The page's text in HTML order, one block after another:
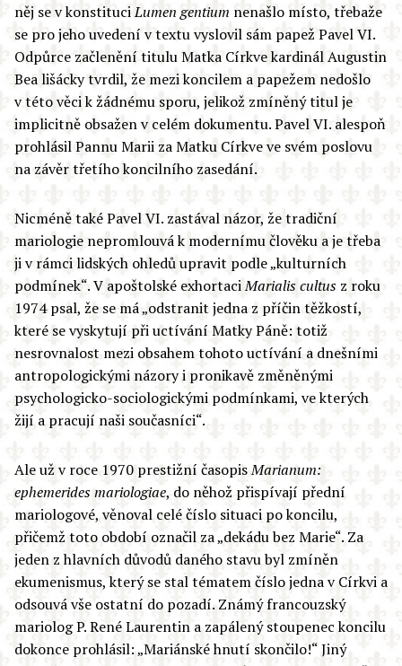
něj se v konstituciLumen gentium nenašlo místo, třebaže
se pro jeho uvedení v textu vyslovil sám papež Pavel VI.
Odpůrce začlenění titulu Matka Církve kardinál Augustin
Bea lišácky tvrdil, že mezi koncilem a papežem nedošlo
v této věci k žádnému sporu, jelikož zmíněný titul je
implicitně obsažen v celém dokumentu. Pavel VI. alespoň
prohlásil Pannu Marii za Matku Církve ve svém poslovu
na závěr třetího koncilního zasedání.
Nicméně také Pavel VI. zastával názor, že tradiční
mariologie nepromlouvá k modernímu člověku a je třeba
ji v rámci lidských ohledů upravit podle „kulturních
podmínek“. V apoštolské exhortaciMarialis cultus z roku
1974 psal, že se má „odstranit jedna z příčin těžkostí,
které se vyskytují při uctívání Matky Páně: totiž
nesrovnalost mezi obsahem tohoto uctívání a dnešními
antropologickými názory i pronikavě změněnými
psychologicko-sociologickými podmínkami, ve kterých
žijí a pracují naši současníci“.
Ale už v roce 1970 prestižní časopisMarianum:
ephemerides mariologiae, do něhož přispívají přední
mariologové, věnoval celé číslo situaci po koncilu,
přičemž toto období označil za „dekádu bez Marie“. Za
jeden z hlavních důvodů daného stavu byl zmíněn
ekumenismus, který se stal tématem číslo jedna v Církvi a
odsouvá vše ostatní do pozadí. Známý francouzský
mariolog P. René Laurentin a zapálený stoupenec koncilu
dokonce prohlásil: „Mariánské hnutí skončilo!“ Jiný